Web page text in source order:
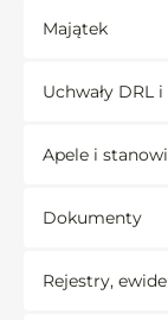
Majątek
Uchwały DRL
Apele i
Dokumenty
Rejestry,